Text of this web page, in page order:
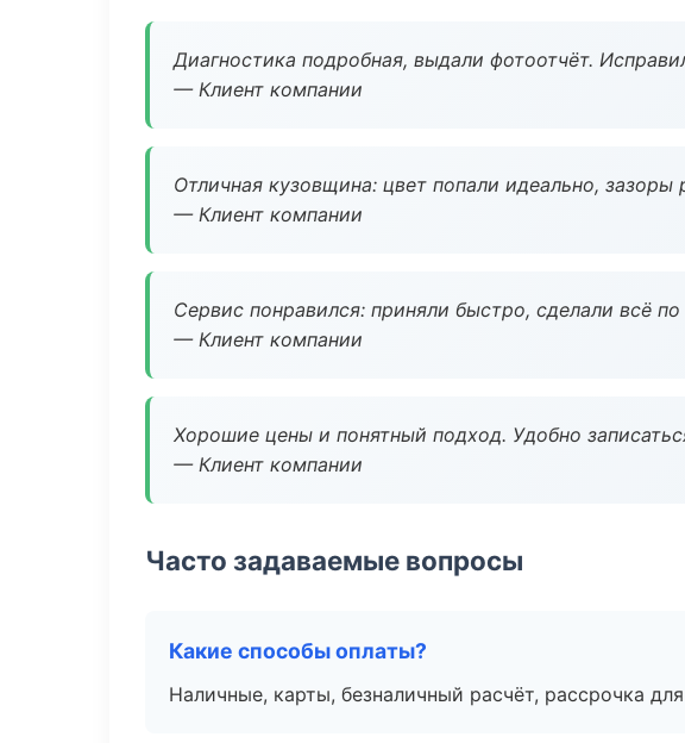
Диагностика подробная, выдали фотоотчёт.
— Клиент компании
Отличная кузовщина: цвет попали идеально,
— Клиент компании
Сервис понравился: приняли быстро, сделали всё
— Клиент компании
Хорошие цены и понятный подход. Удобно
— Клиент компании
Часто задаваемые вопросы
Какие способы оплаты?
Наличные, карты, безналичный расчёт, рассрочка